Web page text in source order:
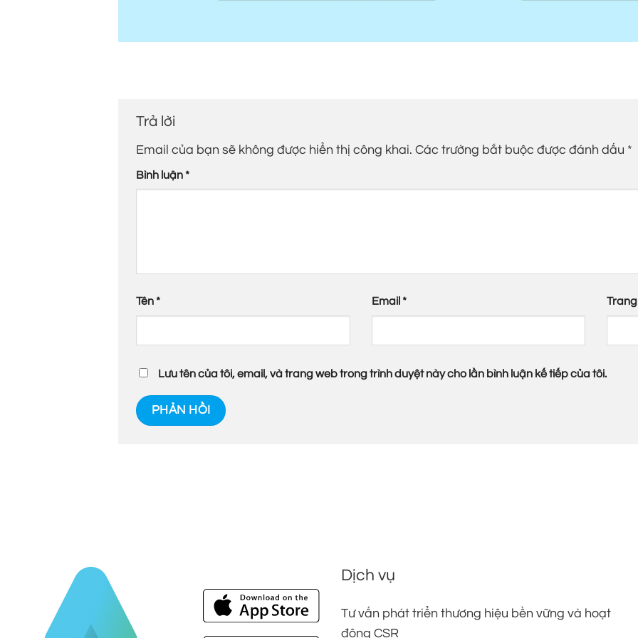
Trả lời
Email của bạn sẽ không được hiển thị công khai. Các trường bắt buộc được đánh dấu *
Bình luận *
Tên * Email *
Lưu tên của tôi, email, và trang web trong trình duyệt này cho lần bình luận kế tiếp của tôi.
Dịch vụ
Tư vấn phát triển thương hiệu bền vững và hoạt
động CSR